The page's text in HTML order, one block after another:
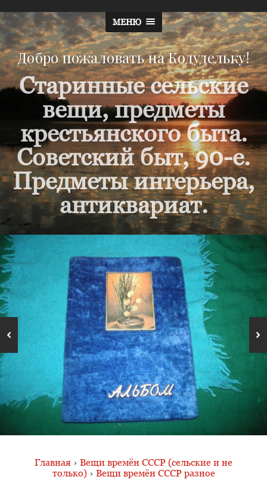
МЕНЮ
Добро пожаловать на Кодудельку!
Старинные сельские
вещи, предметы
крестьянского быта.
Советский быт, 90-е.
Предметы интерьера,
антиквариат.
Главная › Вещи времён СССР (сельские и не
только) › Вещи времён СССР разное